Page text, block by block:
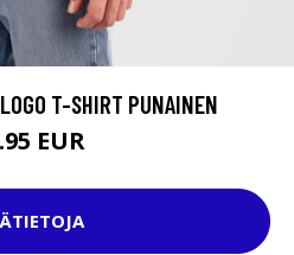
T-SHIRT PUNAINEN
EUR